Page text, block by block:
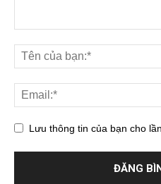
Lưu thông tin của bạn cho